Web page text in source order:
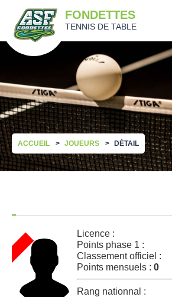
FONDETTES
TENNIS DE TABLE
ACCUEIL JOUEURS DÉTAIL
Licence :
Points phase 1 :
Classement officiel :
Points mensuels : 0
Rang nationnal :